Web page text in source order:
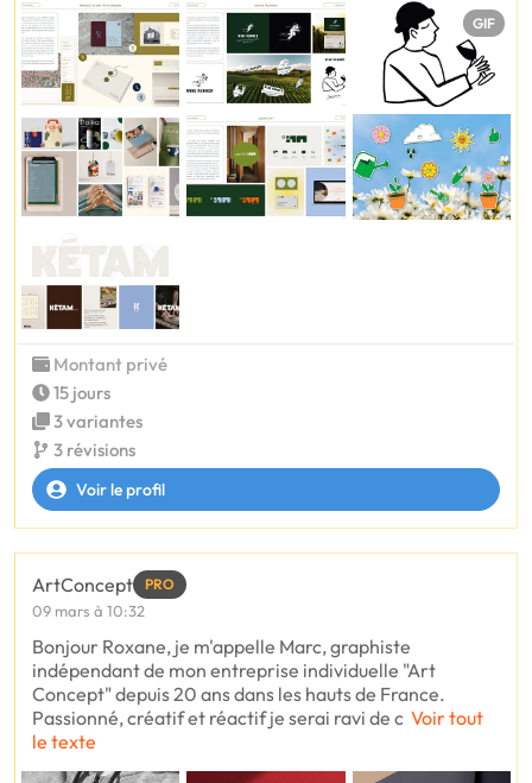
GIF
Montant privé
15 jours
3 variantes
3 révisions
Voir le profil
ArtConcept PRO
09 mars à 10:32
Bonjour Roxane, je m'appelle Marc, graphiste
indépendant de mon entreprise individuelle "Art
Concept" depuis 20 ans dans les hauts de France.
Passionné, créatif et réactif je serai ravi de c Voir tout
le texte